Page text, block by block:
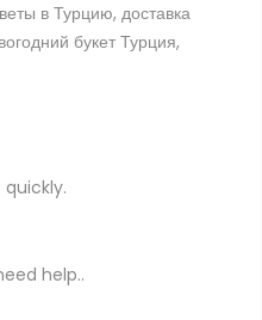
в Турцию, доставка
букет Турция,
help..